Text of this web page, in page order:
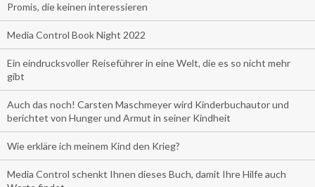
Promis, die keinen interessieren
Media Control Book Night 2022
Ein eindrucksvoller Reiseführer in eine Welt, die es so nicht mehr
gibt
Auch das noch! Carsten Maschmeyer wird Kinderbuchautor und
berichtet von Hunger und Armut in seiner Kindheit
Wie erkläre ich meinem Kind den Krieg?
Media Control schenkt Ihnen dieses Buch, damit Ihre Hilfe auch